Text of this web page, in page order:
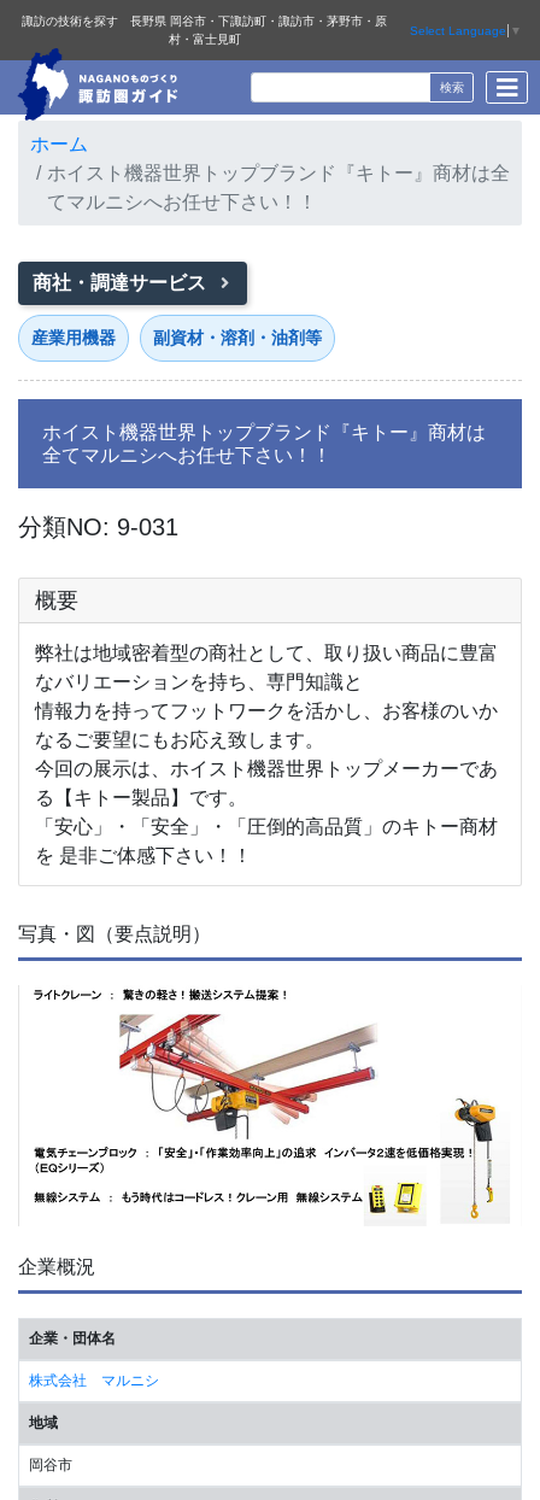
諏訪の技術を探す 長野県 岡谷市・下諏訪町・諏訪市・茅野市・原
村・富士見町
Select Language ▼
ホーム
ホイスト機器世界トップブランド『キトー』商材は全
てマルニシへお任せ下さい！！
商社・調達サービス
産業用機器 副資材・溶剤・油剤等
ホイスト機器世界トップブランド『キトー』商材は
全てマルニシへお任せ下さい！！
分類NO: 9-031
概要
弊社は地域密着型の商社として、取り扱い商品に豊富
なバリエーションを持ち、専門知識と
情報力を持ってフットワークを活かし、お客様のいか
なるご要望にもお応え致します。
今回の展示は、ホイスト機器世界トップメーカーであ
る【キトー製品】です。
「安心」・「安全」・「圧倒的高品質」のキトー商材
を 是非ご体感下さい！！
写真・図（要点説明）
企業概況
企業・団体名
株式会社 マルニシ
地域
岡谷市